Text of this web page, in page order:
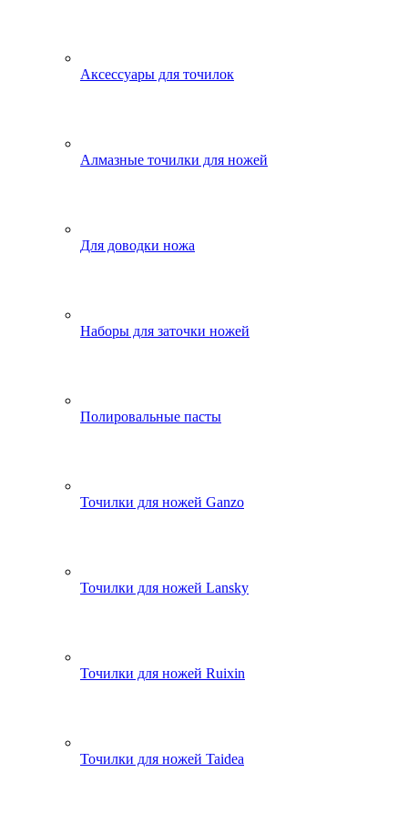
Аксессуары для точилок
Алмазные точилки для ножей
Для доводки ножа
Наборы для заточки ножей
Полировальные пасты
Точилки для ножей Ganzo
Точилки для ножей Lansky
Точилки для ножей Ruixin
Точилки для ножей Taidea